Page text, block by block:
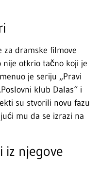
za dramske filmove
nije otkrio tačno koji je
je seriju „Pravi
klub Dalas“ i
su stvorili novu fazu
mu da se izrazi na
iz njegove